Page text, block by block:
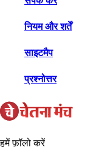
नियम और शर्तें
साइटमैप
प्रश्नोत्तर
हमें फ़ॉलो करें